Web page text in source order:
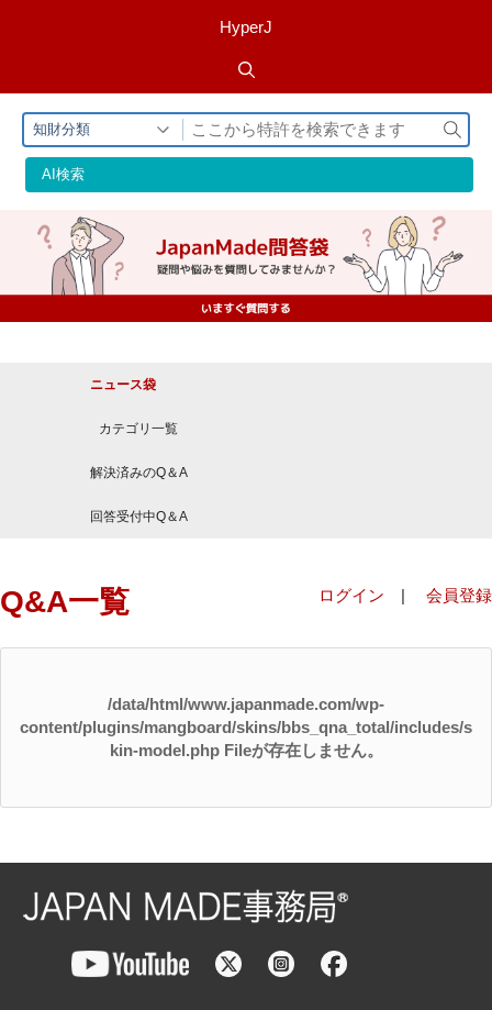
HyperJ
知財分類
検
索
AI検索
ニュース袋
カテゴリ一覧
解決済みのQ＆A
回答受付中Q＆A
Q&A一覧 ログイン | 会員登録
/data/html/www.japanmade.com/wp-
content/plugins/mangboard/skins/bbs_qna_total/includes/s
kin-model.php Fileが存在しません。